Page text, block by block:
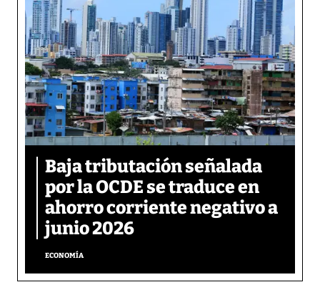
Baja tributación señalada
por la OCDE se traduce en
ahorro corriente negativo a
junio 2026
ECONOMÍA